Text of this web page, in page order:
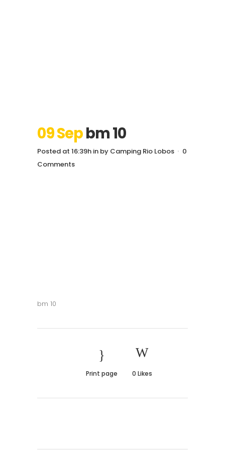
09 Sepbm 10
Posted at 16:39h in by Camping Rio Lobos
0
Comments
bm 10
Print page 0 Likes